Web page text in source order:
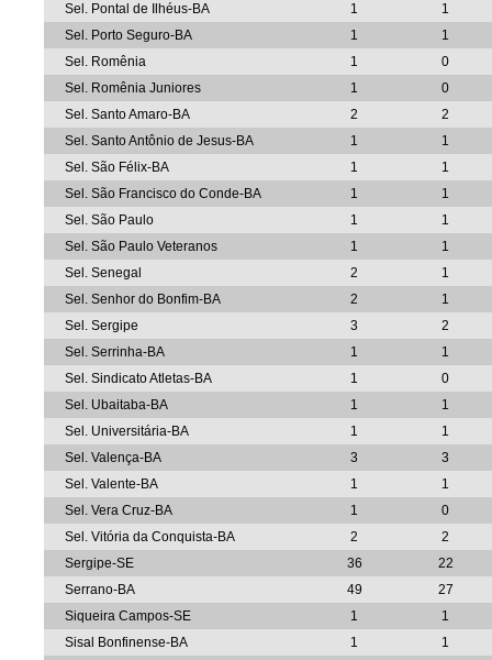
Sel. Pontal de Ilhéus-BA
1
1
Sel. Porto Seguro-BA
1
1
Sel. Romênia
1
0
Sel. Romênia Juniores
1
0
Sel. Santo Amaro-BA
2
2
Sel. Santo Antônio de Jesus-BA
1
1
Sel. São Félix-BA
1
1
Sel. São Francisco do Conde-BA
1
1
Sel. São Paulo
1
1
Sel. São Paulo Veteranos
1
1
Sel. Senegal
2
1
Sel. Senhor do Bonfim-BA
2
1
Sel. Sergipe
3
2
Sel. Serrinha-BA
1
1
Sel. Sindicato Atletas-BA
1
0
Sel. Ubaitaba-BA
1
1
Sel. Universitária-BA
1
1
Sel. Valença-BA
3
3
Sel. Valente-BA
1
1
Sel. Vera Cruz-BA
1
0
Sel. Vitória da Conquista-BA
2
2
Sergipe-SE
36
22
Serrano-BA
49
27
Siqueira Campos-SE
1
1
Sisal Bonfinense-BA
1
1